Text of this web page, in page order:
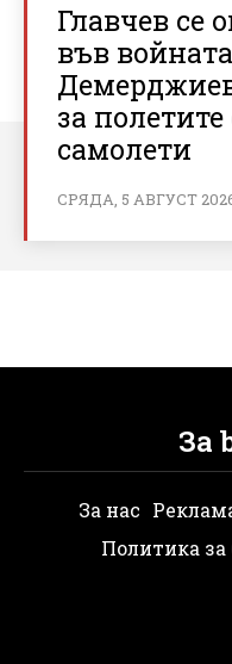
Главчев се
във
за
самолети
СРЯДА, 5 АВГУСТ
За
За нас
Политика